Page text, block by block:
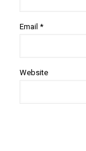
Email *
Website